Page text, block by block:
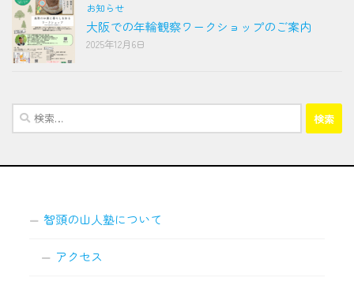
お知らせ
大阪での年輪観察ワークショップのご案内
2025年12月6日
検
索:
智頭の山人塾について
アクセス